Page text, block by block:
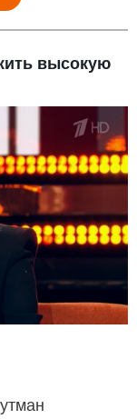
высокую